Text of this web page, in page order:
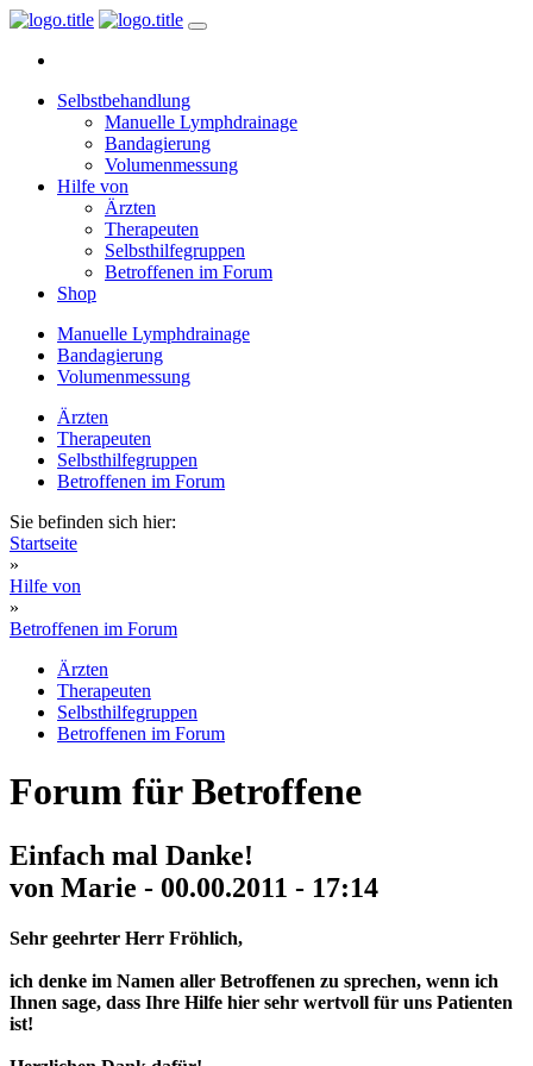
Selbstbehandlung
Manuelle Lymphdrainage
Bandagierung
Volumenmessung
Hilfe von
Ärzten
Therapeuten
Selbsthilfegruppen
Betroffenen im Forum
Shop
Manuelle Lymphdrainage
Bandagierung
Volumenmessung
Ärzten
Therapeuten
Selbsthilfegruppen
Betroffenen im Forum
Sie befinden sich hier:
Startseite
»
Hilfe von
»
Betroffenen im Forum
Ärzten
Therapeuten
Selbsthilfegruppen
Betroffenen im Forum
Forum für Betroffene
Einfach mal Danke!
von Marie - 00.00.2011 - 17:14
Sehr geehrter Herr Fröhlich,
ich denke im Namen aller Betroffenen zu sprechen, wenn ich
Ihnen sage, dass Ihre Hilfe hier sehr wertvoll für uns Patienten
ist!